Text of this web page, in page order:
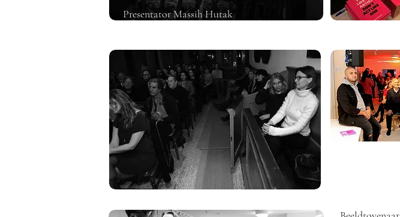
Presentator Massih Hutak